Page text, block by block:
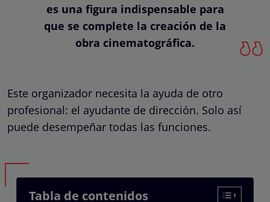
es una figura indispensable para
que se complete la creación de la
obra cinematográfica.
Este organizador necesita la ayuda de otro
profesional: el ayudante de dirección. Solo así
puede desempeñar todas las funciones.
Tabla de contenidos